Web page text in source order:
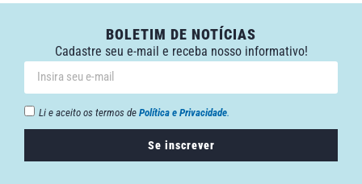
BOLETIM DE NOTÍCIAS
Cadastre seu e-mail e receba nosso informativo!
Li e aceito os termos de Política e Privacidade.
Se inscrever